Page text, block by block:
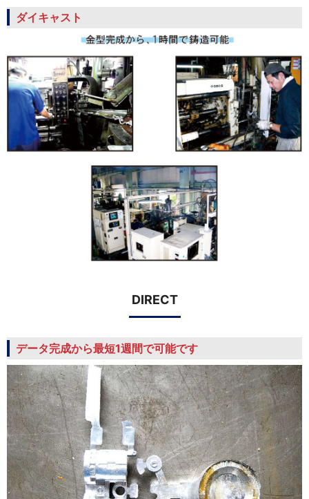
ダイキャスト
DIRECT
データ完成から最短1週間で可能です